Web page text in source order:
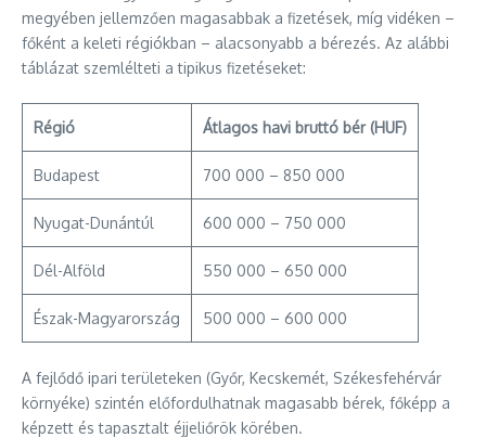
megyében jellemzően magasabbak a fizetések, míg vidéken –
főként a keleti régiókban – alacsonyabb a bérezés. Az alábbi
táblázat szemlélteti a tipikus fizetéseket:
Régió Átlagos havi bruttó bér (HUF)
Budapest 700 000 – 850 000
Nyugat-Dunántúl 600 000 – 750 000
Dél-Alföld 550 000 – 650 000
Észak-Magyarország 500 000 – 600 000
A fejlődő ipari területeken (Győr, Kecskemét, Székesfehérvár
környéke) szintén előfordulhatnak magasabb bérek, főképp a
képzett és tapasztalt éjjeliőrök körében.